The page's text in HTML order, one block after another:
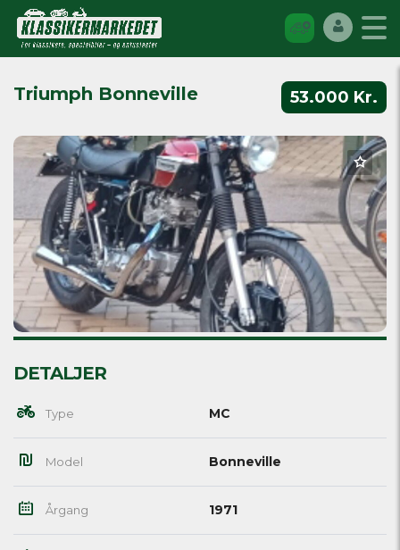
53.000 Kr.
Triumph Bonneville
DETALJER
Type MC
Model Bonneville
Årgang 1971